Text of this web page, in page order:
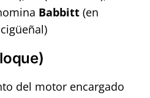
Babbitt (en
del motor encargado